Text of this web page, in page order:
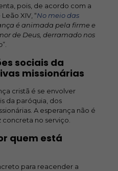
pois, de acordo com a
XIV, “No meio das
é animada pela firme e
de Deus, derramado nos
”.
sociais da
missionárias
cristã é se envolver
da paróquia, dos
A esperança não é
no serviço.
quem está
para reacender a